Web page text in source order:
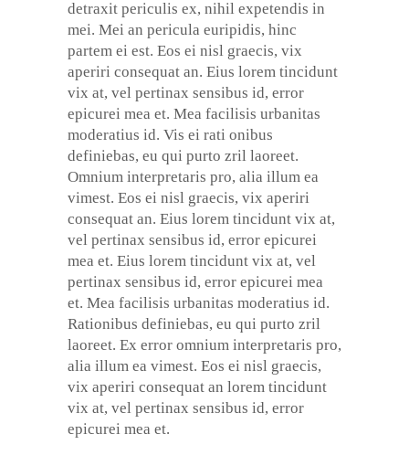
detraxit periculis ex, nihil expetendis in
mei. Mei an pericula euripidis, hinc
partem ei est. Eos ei nisl graecis, vix
aperiri consequat an. Eius lorem tincidunt
vix at, vel pertinax sensibus id, error
epicurei mea et. Mea facilisis urbanitas
moderatius id. Vis ei rati onibus
definiebas, eu qui purto zril laoreet.
Omnium interpretaris pro, alia illum ea
vimest. Eos ei nisl graecis, vix aperiri
consequat an. Eius lorem tincidunt vix at,
vel pertinax sensibus id, error epicurei
mea et. Eius lorem tincidunt vix at, vel
pertinax sensibus id, error epicurei mea
et. Mea facilisis urbanitas moderatius id.
Rationibus definiebas, eu qui purto zril
laoreet. Ex error omnium interpretaris pro,
alia illum ea vimest. Eos ei nisl graecis,
vix aperiri consequat an lorem tincidunt
vix at, vel pertinax sensibus id, error
epicurei mea et.